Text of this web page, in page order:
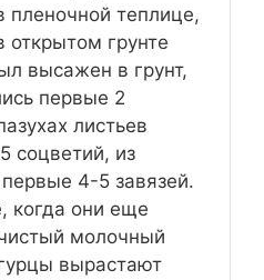
теплице,
открытом грунте
высажен в грунт,
первые 2
листьев
соцветий, из
4-5 завязей.
когда они еще
молочный
вырастают